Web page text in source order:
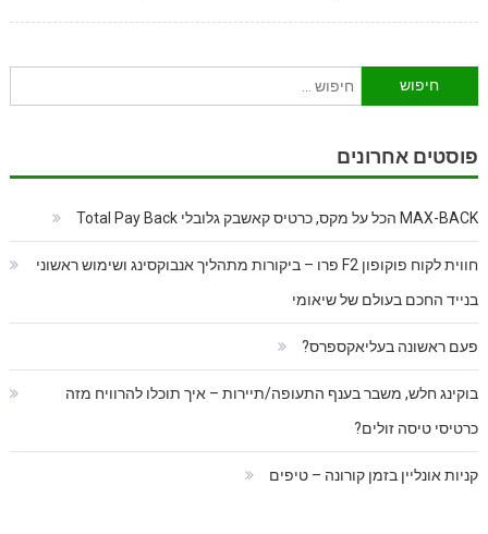
חיפוש:
פוסטים אחרונים
MAX-BACK הכל על מקס, כרטיס קאשבק גלובלי Total Pay Back
חווית לקוח פוקופון F2 פרו – ביקורות מתהליך אנבוקסינג ושימוש ראשוני
בנייד החכם בעולם של שיאומי
פעם ראשונה בעליאקספרס?
בוקינג חלש, משבר בענף התעופה/תיירות – איך תוכלו להרוויח מזה
כרטיסי טיסה זולים?
קניות אונליין בזמן קורונה – טיפים